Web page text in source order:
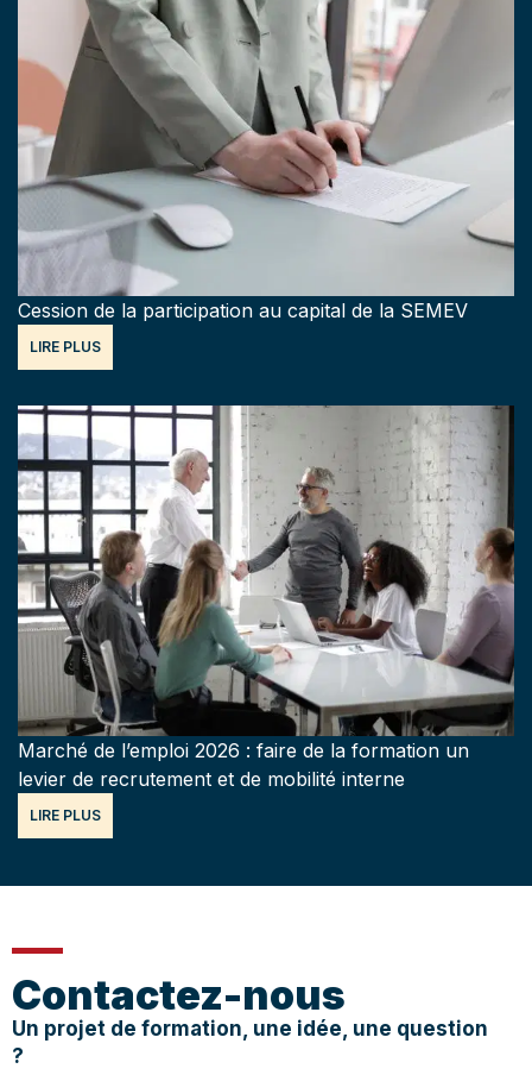
Cession de la participation au capital de la SEMEV
LIRE PLUS
Marché de l’emploi 2026 : faire de la formation un
levier de recrutement et de mobilité interne
LIRE PLUS
Contactez-nous
Un projet de formation, une idée, une question
?